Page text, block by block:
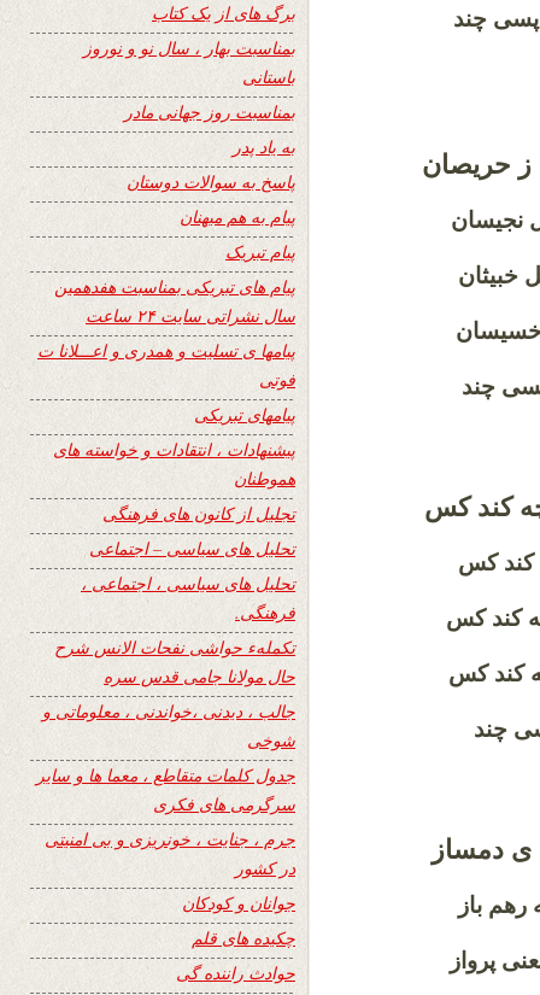
پسی چند
ز حریصان
نجیسان
خبیثان
خسیسان
چند
چه کند کس
کند کس
چه کند کس
چه کند کس
چند
ی دمساز
رهم باز
پرواز
برگ های از یک کتاب
بمناسبت بهار ، سال نو و نوروز
باستانی
بمناسبت روز جهانی مادر
به یاد پدر
پاسخ به سوالات دوستان
پیام به هم میهنان
پیام تبریک
پیام های تبریکی بمناسبت هفدهمین
سال نشراتی سایت ۲۴ ساعت
پیامها ی تسلیت و همدری و اعـــلانا ت
فوتی
پیامهای تبریکی
پیشنهادات ، انتقادات و خواسته های
هموطنان
تجلیل از کانون های فرهنگی
تحلیل های سیاسی – اجتماعی
تحلیل های سیاسی ، اجتماعی ،
فرهنگی.
تکملهء حواشی نفحات الانس شرح
حال مولانا جامی قدس سره
جالب ، دیدنی ،خواندنی ، معلوماتی و
شوخی
جدول کلمات متقاطع ، معما ها و سایر
سرگرمی های فکری
جرم ، جنایت ، خونریزی و بی امنیتی
در کشور
جوانان و کودکان
چکیده های قلم
حوادث راننده گی